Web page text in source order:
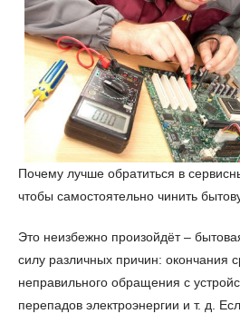
Почему лучше обратиться в
чтобы самостоятельно чинить
Это неизбежно произойдёт –
силу различных причин: окончания
неправильного обращения с
перепадов электроэнергии и т. д.